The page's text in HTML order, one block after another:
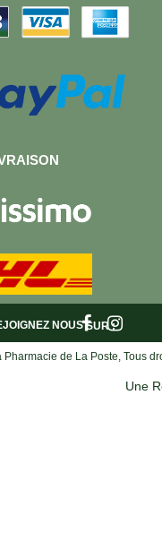
SUR :
NOUS
de La Poste, Tous
Une